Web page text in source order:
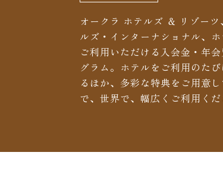
オークラ ホテルズ ＆ リゾー
ルズ・インターナショナル、
ご利用いただける入会金・年
グラム。ホテルをご利用のた
るほか、多彩な特典をご用意
で、世界で、幅広くご利用くだ